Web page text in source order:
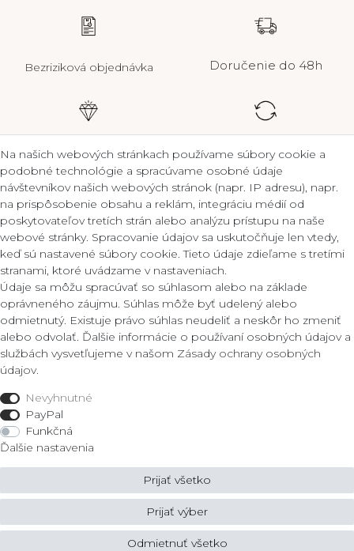
Bezriziková objednávka Doručenie do 48h
Certifikát kvality
Zostavte jednotlivé
výbery
Kontakt
ZLATO lux Košice s.r.o.
Obrody 23,
040 11 Košice
Fon: 055/685 78 60
info@zlatolux.sk
Legálne
Podmienky
Zásady ochrany osobných
Reklamacny formular
© Copyright 2026 ZLATO lux Košice s.r.o. | Všetky práva vyhradené.
Na našich webových stránkach používame súbory cookie a
podobné technológie a spracúvame osobné údaje
návštevníkov našich webových stránok (napr. IP adresu), napr.
na prispôsobenie obsahu a reklám, integráciu médií od
poskytovateľov tretích strán alebo analýzu prístupu na naše
webové stránky. Spracovanie údajov sa uskutočňuje len vtedy,
keď sú nastavené súbory cookie. Tieto údaje zdieľame s tretími
stranami, ktoré uvádzame v nastaveniach.
Údaje sa môžu spracúvať so súhlasom alebo na základe
oprávneného záujmu. Súhlas môže byť udelený alebo
odmietnutý. Existuje právo súhlas neudeliť a neskôr ho zmeniť
alebo odvolať. Ďalšie informácie o používaní osobných údajov a
službách vysvetľujeme v našom Zásady ochrany osobných
údajov.
Nevyhnutné
PayPal
Funkčná
Ďalšie nastavenia
Prijať všetko
Prijať výber
Odmietnuť všetko